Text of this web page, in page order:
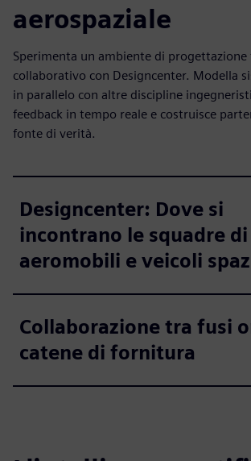
aerospaziale
Sperimenta un ambiente di progettazione
collaborativo con Designcenter. Modella
in parallelo con altre discipline
feedback in tempo reale e costruisce
fonte di verità.
Designcenter: Dove si
incontrano le squadre di
aeromobili e veicoli
Collaborazione tra fusi
catene di fornitura